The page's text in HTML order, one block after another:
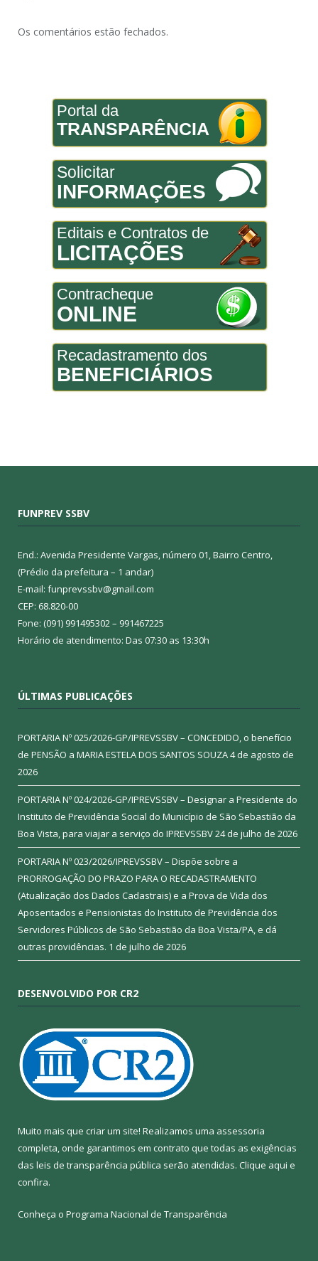
Os comentários estão fechados.
Portal da
TRANSPARÊNCIA
Solicitar
INFORMAÇÕES
Editais e Contratos de
LICITAÇÕES
Contracheque
ONLINE
Recadastramento dos
BENEFICIÁRIOS
FUNPREV SSBV
End.: Avenida Presidente Vargas, número 01, Bairro Centro,
(Prédio da prefeitura – 1 andar)
E-mail: funprevssbv@gmail.com
CEP: 68.820-00
Fone: (091) 991495302 – 991467225
Horário de atendimento: Das 07:30 as 13:30h
ÚLTIMAS PUBLICAÇÕES
PORTARIA Nº 025/2026-GP/IPREVSSBV – CONCEDIDO, o benefício
de PENSÃO a MARIA ESTELA DOS SANTOS SOUZA4 de agosto de
2026
PORTARIA Nº 024/2026-GP/IPREVSSBV – Designar a Presidente do
Instituto de Previdência Social do Município de São Sebastião da
Boa Vista, para viajar a serviço do IPREVSSBV24 de julho de 2026
PORTARIA Nº 023/2026/IPREVSSBV – Dispõe sobre a
PRORROGAÇÃO DO PRAZO PARA O RECADASTRAMENTO
(Atualização dos Dados Cadastrais) e a Prova de Vida dos
Aposentados e Pensionistas do Instituto de Previdência dos
Servidores Públicos de São Sebastião da Boa Vista/PA, e dá
outras providências. 1 de julho de 2026
DESENVOLVIDO POR CR2
Muito mais que criar um site! Realizamos uma assessoria
completa, onde garantimos em contrato que todas as exigências
das leis de transparência pública serão atendidas. Clique aqui e
confira.
Conheça o Programa Nacional de Transparência